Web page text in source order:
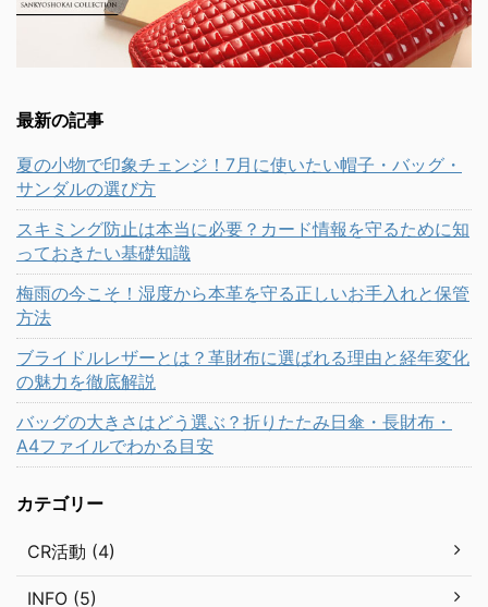
最新の記事
夏の小物で印象チェンジ！7月に使いたい帽子・バッグ・
サンダルの選び方
スキミング防止は本当に必要？カード情報を守るために知
っておきたい基礎知識
梅雨の今こそ！湿度から本革を守る正しいお手入れと保管
方法
ブライドルレザーとは？革財布に選ばれる理由と経年変化
の魅力を徹底解説
バッグの大きさはどう選ぶ？折りたたみ日傘・長財布・
A4ファイルでわかる目安
カテゴリー
CR活動 (4)
INFO (5)